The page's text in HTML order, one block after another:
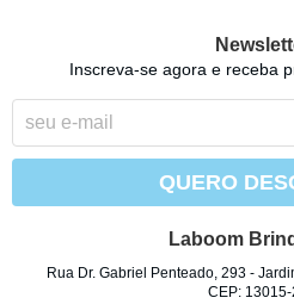
Inscreva-se agora e receba
QUERO
Laboom
Rua Dr. Gabriel Penteado, 293-
CEP: